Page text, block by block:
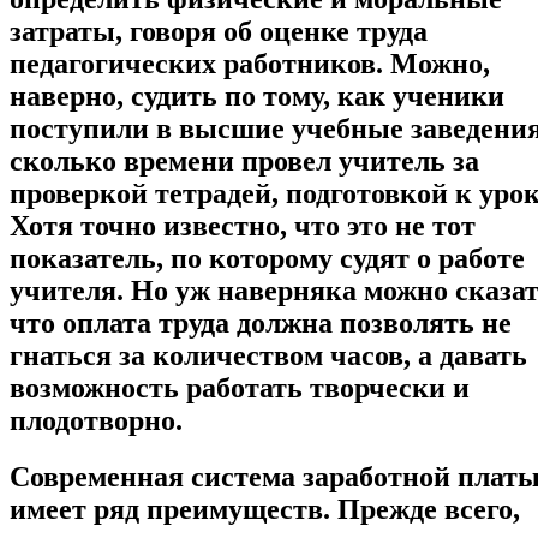
затраты, говоря об оценке труда
педагогических работников. Можно,
наверно, судить по тому, как ученики
поступили в высшие учебные
сколько времени провел учитель за
проверкой тетрадей, подготовкой к
Хотя точно известно, что это не тот
показатель, по которому судят о работе
учителя. Но уж наверняка можно
что оплата труда должна позволять не
гнаться за количеством часов, а давать
возможность работать творчески и
плодотворно.
Современная система заработной платы
имеет ряд преимуществ. Прежде всего,